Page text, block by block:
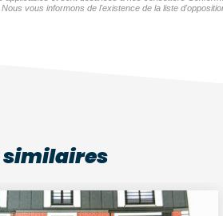
vous informons de l'existence de la liste
similaires